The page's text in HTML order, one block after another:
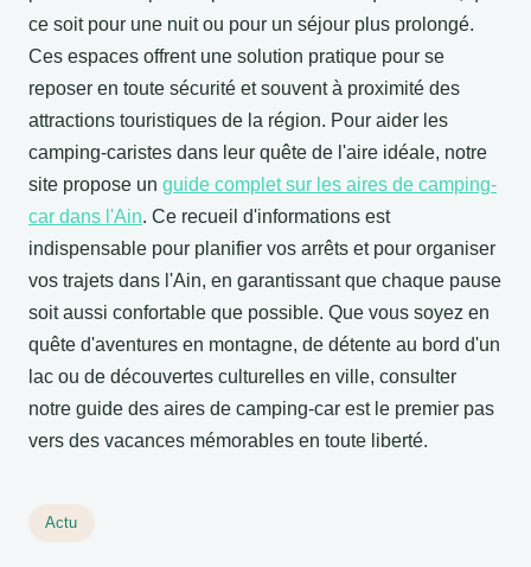
ce soit pour une nuit ou pour un séjour plus prolongé.
Ces espaces offrent une solution pratique pour se
reposer en toute sécurité et souvent à proximité des
attractions touristiques de la région. Pour aider les
camping-caristes dans leur quête de l'aire idéale, notre
site propose un guide complet sur les aires de camping-
car dans l'Ain. Ce recueil d'informations est
indispensable pour planifier vos arrêts et pour organiser
vos trajets dans l'Ain, en garantissant que chaque pause
soit aussi confortable que possible. Que vous soyez en
quête d'aventures en montagne, de détente au bord d'un
lac ou de découvertes culturelles en ville, consulter
notre guide des aires de camping-car est le premier pas
vers des vacances mémorables en toute liberté.
Actu